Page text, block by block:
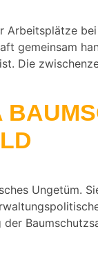
gemeinsam
Die
Ungetüm.